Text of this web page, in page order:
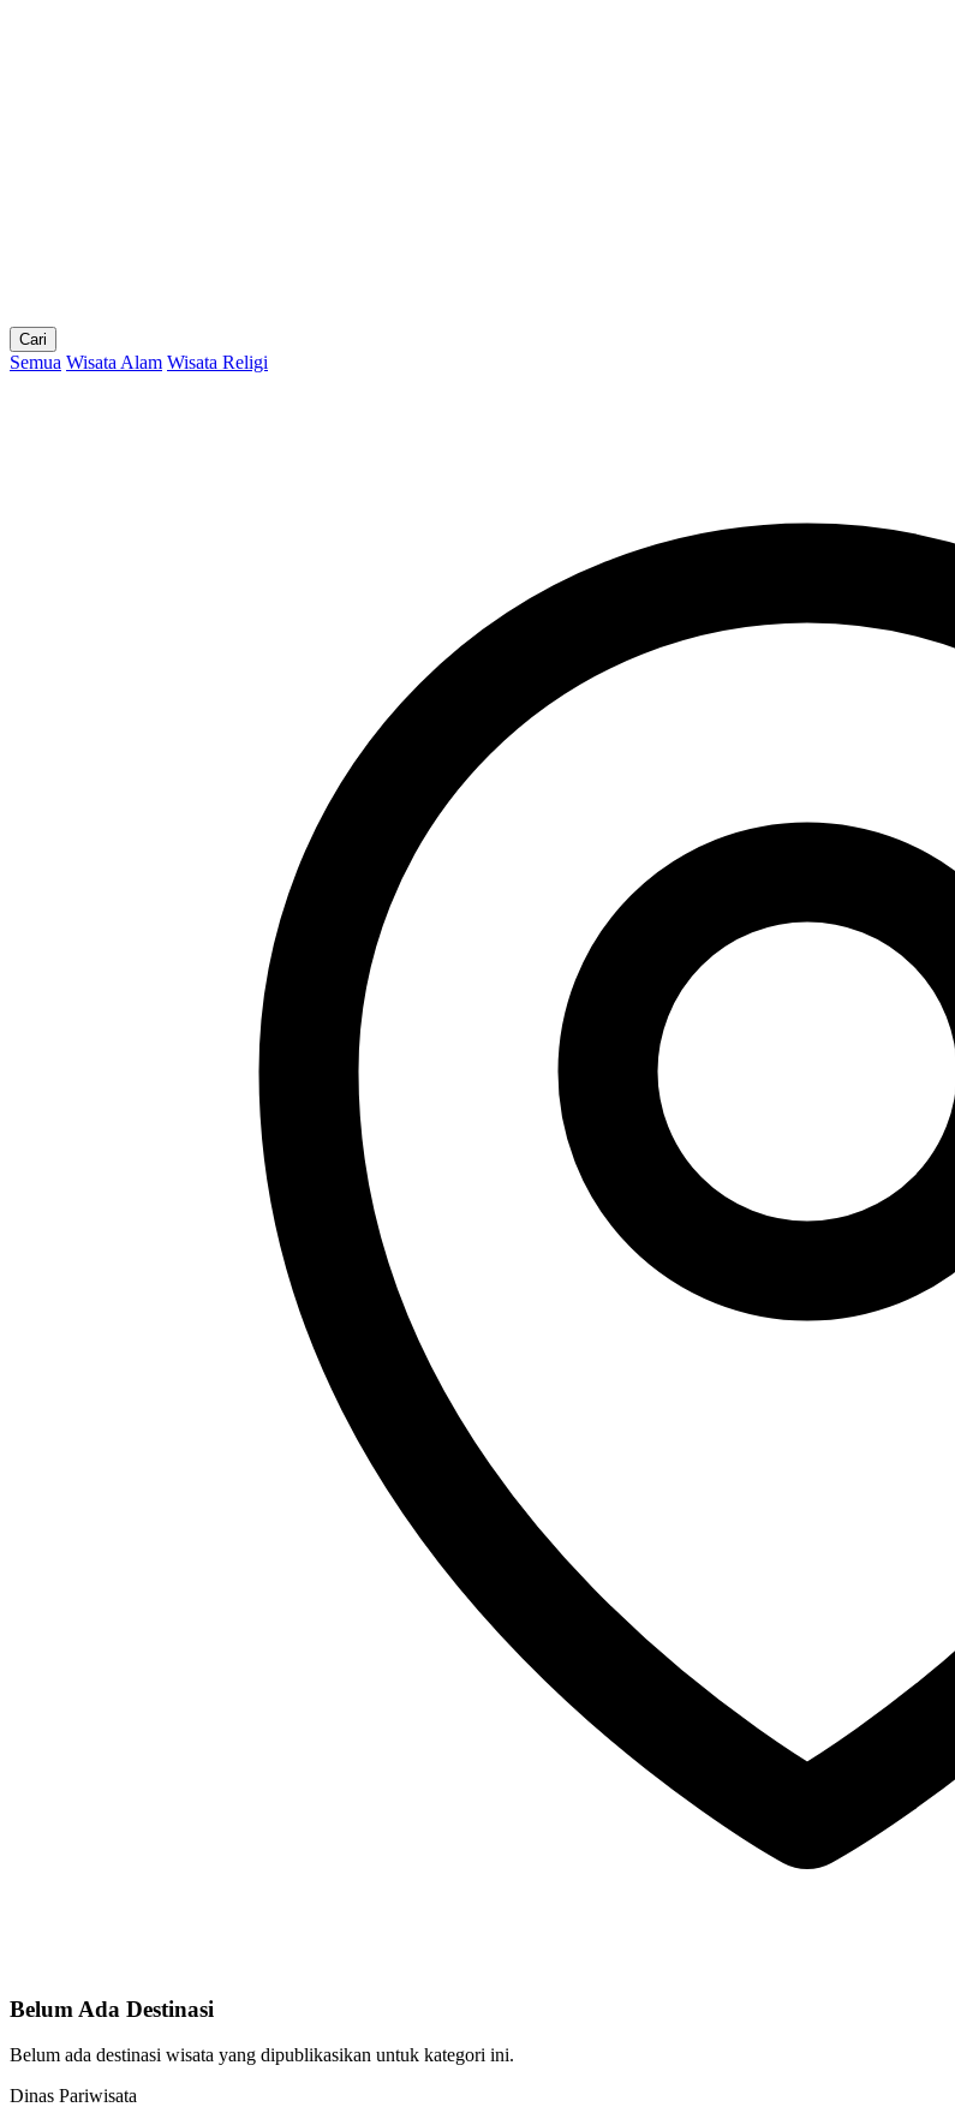
Cari
Semua Wisata Alam Wisata Religi
Belum Ada Destinasi
Belum ada destinasi wisata yang dipublikasikan untuk kategori ini.
Dinas Pariwisata